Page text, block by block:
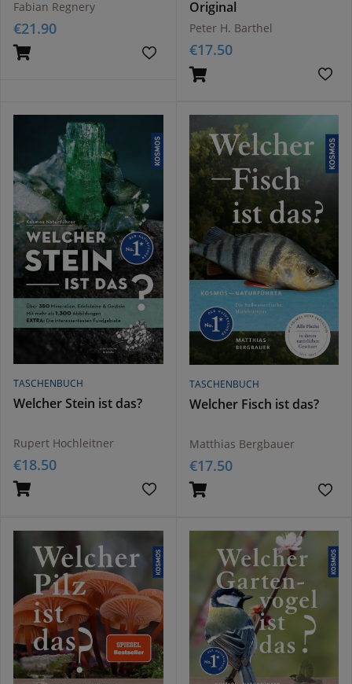
Fabian Regnery
€21.90
Original
Peter H. Barthel
€17.50
TASCHENBUCH
Welcher Stein ist das?
Rupert Hochleitner
€18.50
TASCHENBUCH
Welcher Fisch ist das?
Matthias Bergbauer
€17.50